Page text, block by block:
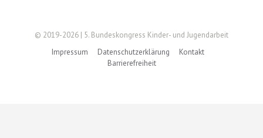
© 2019-2026 | 5. Bundeskongress Kinder- und Jugendarbeit
Impressum
Datenschutzerklärung
Kontakt
Barrierefreiheit